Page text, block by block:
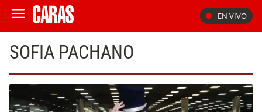
EN VIVO
SOFIA PACHANO